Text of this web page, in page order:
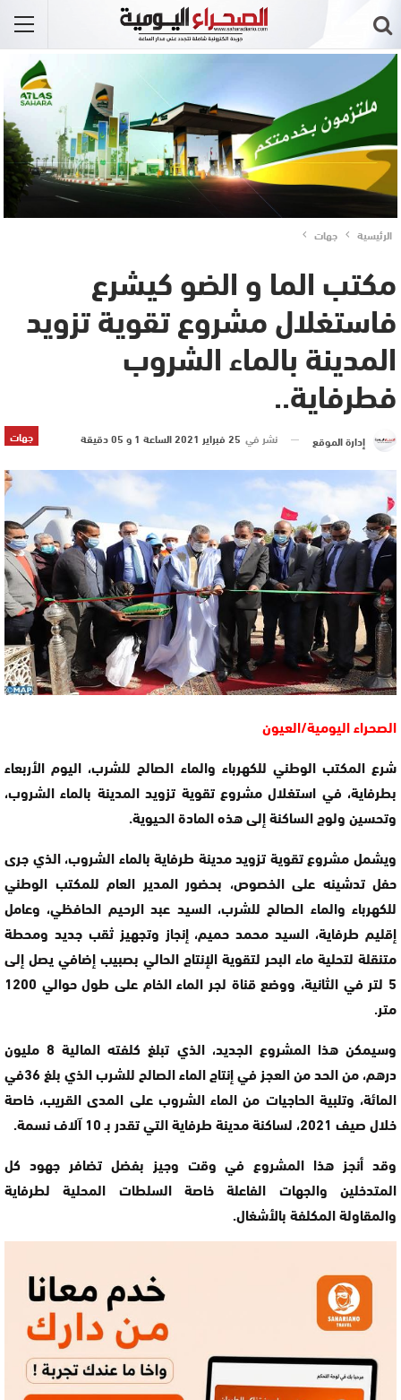
الرئيسية جهات
مكتب الما و الضو كيشرع
فاستغلال مشروع تقوية تزويد
المدينة بالماء الشروب
فطرفاية..
جهات إدارة الموقع نشر في 25 فبراير 2021 الساعة 1 و 05 دقيقة
الصحراء اليومية/العيون
شرع المكتب الوطني للكهرباء والماء الصالح للشرب، اليوم الأربعاء
بطرفاية، في استغلال مشروع تقوية تزويد المدينة بالماء الشروب،
وتحسين ولوج الساكنة إلى هذه المادة الحيوية.
ويشمل مشروع تقوية تزويد مدينة طرفاية بالماء الشروب، الذي جرى
حفل تدشينه على الخصوص، بحضور المدير العام للمكتب الوطني
للكهرباء والماء الصالح للشرب، السيد عبد الرحيم الحافظي، وعامل
إقليم طرفاية، السيد محمد حميم، إنجاز وتجهيز ثقب جديد ومحطة
متنقلة لتحلية ماء البحر لتقوية الإنتاج الحالي بصبيب إضافي يصل إلى
5 لتر في الثانية، ووضع قناة لجر الماء الخام على طول حوالي 1200
متر.
وسيمكن هذا المشروع الجديد، الذي تبلغ كلفته المالية 8 مليون
درهم، من الحد من العجز في إنتاج الماء الصالح للشرب الذي بلغ 36في
المائة، وتلبية الحاجيات من الماء الشروب على المدى القريب، خاصة
خلال صيف 2021، لساكنة مدينة طرفاية التي تقدر بـ 10 آلاف نسمة.
وقد أنجز هذا المشروع في وقت وجيز بفضل تضافر جهود كل
المتدخلين والجهات الفاعلة خاصة السلطات المحلية لطرفاية
والمقاولة المكلفة بالأشغال.